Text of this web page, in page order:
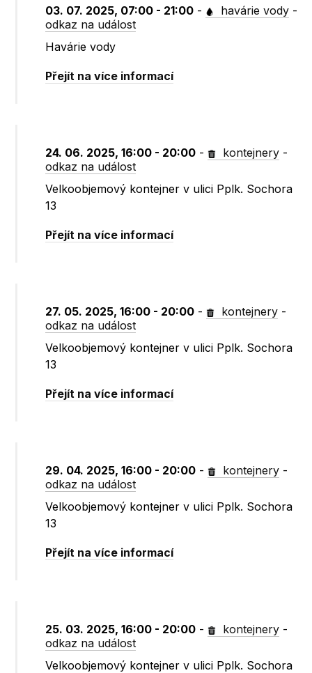
03. 07. 2025, 07:00 - 21:00 - havárie vody -
odkaz na událost
Havárie vody
Přejít na více informací
24. 06. 2025, 16:00 - 20:00 - kontejnery -
odkaz na událost
Velkoobjemový kontejner v ulici Pplk. Sochora
13
Přejít na více informací
27. 05. 2025, 16:00 - 20:00 - kontejnery -
odkaz na událost
Velkoobjemový kontejner v ulici Pplk. Sochora
13
Přejít na více informací
29. 04. 2025, 16:00 - 20:00 - kontejnery -
odkaz na událost
Velkoobjemový kontejner v ulici Pplk. Sochora
13
Přejít na více informací
25. 03. 2025, 16:00 - 20:00 - kontejnery -
odkaz na událost
Velkoobjemový kontejner v ulici Pplk. Sochora